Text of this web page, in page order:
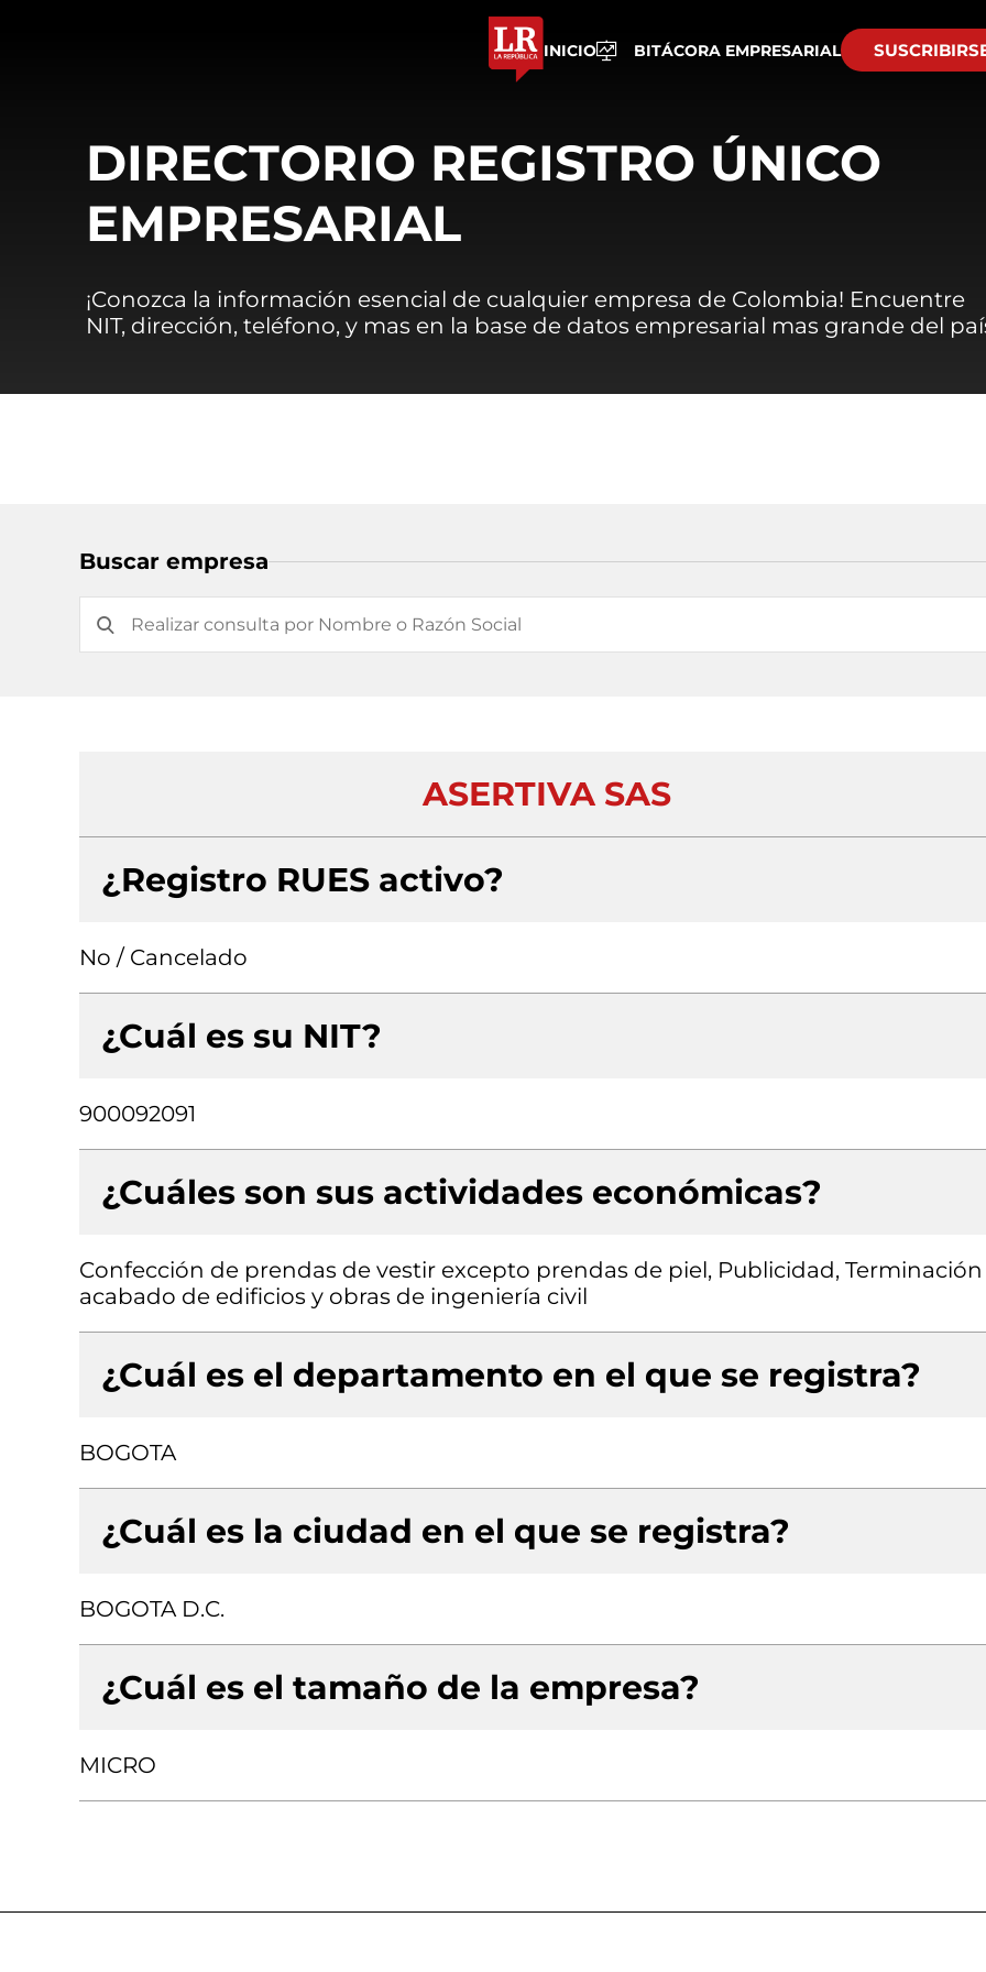
INICIO BITÁCORA EMPRESARIAL
DIRECTORIO REGISTRO ÚNICO
EMPRESARIAL
¡Conozca la información esencial de cualquier empresa de Colombia! Encuentre
NIT, dirección, teléfono, y mas en la base de datos empresarial mas grande del
Buscar empresa
ASERTIVA SAS
¿Registro RUES activo?
No / Cancelado
¿Cuál es su NIT?
900092091
¿Cuáles son sus actividades económicas?
Confección de prendas de vestir excepto prendas de piel, Publicidad, Terminación
acabado de edificios y obras de ingeniería civil
¿Cuál es el departamento en el que se registra?
BOGOTA
¿Cuál es la ciudad en el que se registra?
BOGOTA D.C.
¿Cuál es el tamaño de la empresa?
MICRO